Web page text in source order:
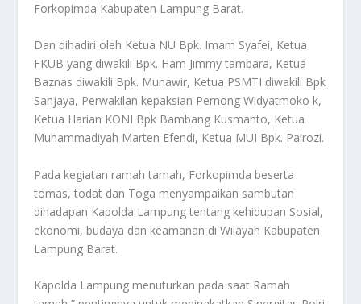
Forkopimda Kabupaten Lampung Barat.
Dan dihadiri oleh Ketua NU Bpk. Imam Syafei, Ketua
FKUB yang diwakili Bpk. Ham Jimmy tambara, Ketua
Baznas diwakili Bpk. Munawir, Ketua PSMTI diwakili Bpk
Sanjaya, Perwakilan kepaksian Pernong Widyatmoko k,
Ketua Harian KONI Bpk Bambang Kusmanto, Ketua
Muhammadiyah Marten Efendi, Ketua MUI Bpk. Pairozi.
Pada kegiatan ramah tamah, Forkopimda beserta
tomas, todat dan Toga menyampaikan sambutan
dihadapan Kapolda Lampung tentang kehidupan Sosial,
ekonomi, budaya dan keamanan di Wilayah Kabupaten
Lampung Barat.
Kapolda Lampung menuturkan pada saat Ramah